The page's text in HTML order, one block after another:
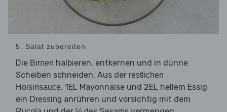
5. Salat zubereiten
Die Birnen halbieren, entkernen und in dünne
Scheiben schneiden. Aus der restlichen
Hoisinsauce, 1EL Mayonnaise und 2EL hellem Essig
ein Dressing anrühren und vorsichtig mit dem